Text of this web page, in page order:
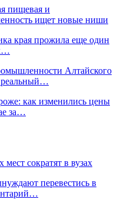
пищевая и
ищет новые ниши
края прожила еще один
Алтайского
реальный…
как изменились цены
за…
сократят в вузах
перевестись в